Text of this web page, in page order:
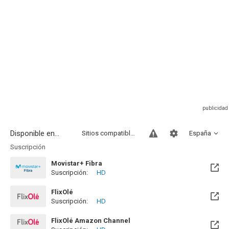
Disponible en... España
Sitios compatibles
Suscripción
Movistar+ Fibra
Disponible hasta el Vie, 01 Ene 2100 (Quedan 73 años)
Suscripción: HD
FlixOlé
Suscripción:
HD
FlixOlé Amazon Channel